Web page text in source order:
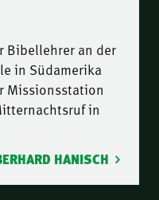
Bibellehrer an der
in Südamerika
Missionsstation
in
HANISCH